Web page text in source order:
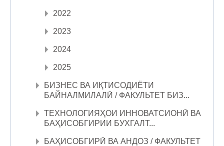
2022
2023
2024
2025
БИЗНЕС ВА ИҚТИСОДИЁТИ
БАЙНАЛМИЛАЛӢ / ФАКУЛЬТЕТ БИЗ...
ТЕХНОЛОГИЯҲОИ ИННОВАТСИОНӢ ВА
БАҲИСОБГИРИИ БУХГАЛТ...
БАҲИСОБГИРӢ ВА АНДОЗ / ФАКУЛЬТЕТ